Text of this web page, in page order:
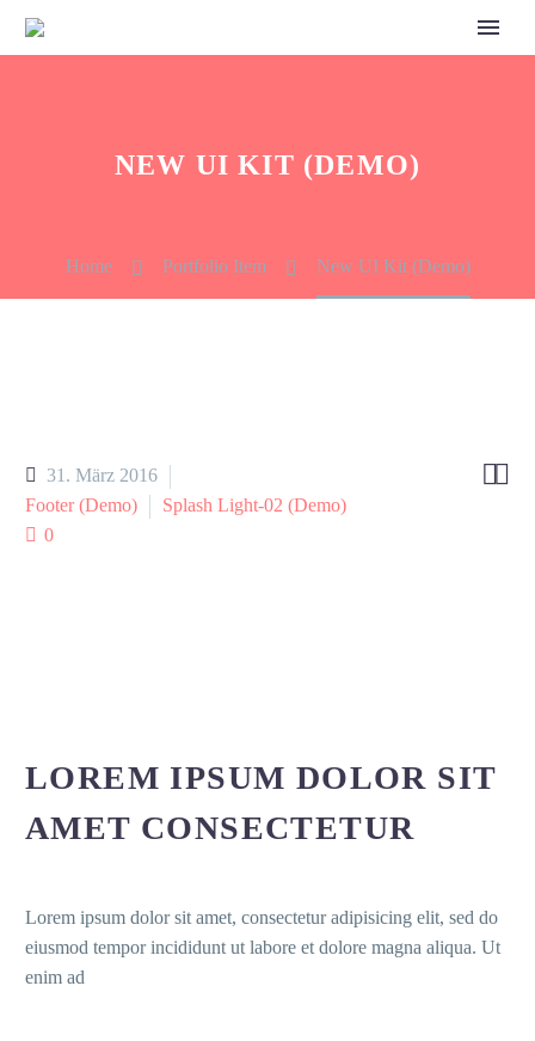
NEW UI KIT (DEMO)
Home Portfolio Item New UI Kit (Demo)

31. März 2016
Footer (Demo)
Splash Light-02 (Demo)
0
LOREM IPSUM DOLOR SIT
AMET CONSECTETUR
Lorem ipsum dolor sit amet, consectetur adipisicing elit, sed do
eiusmod tempor incididunt ut labore et dolore magna aliqua. Ut
enim ad